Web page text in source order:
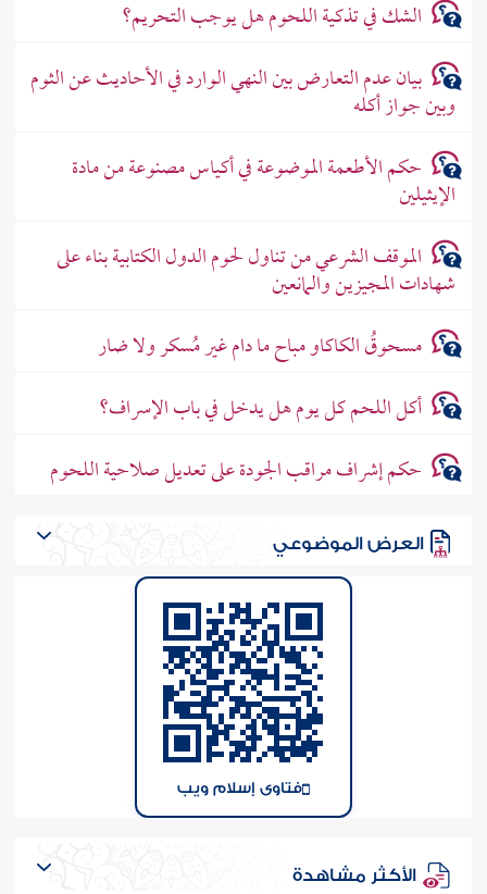
الشك في تذكية اللحوم هل يوجب التحريم؟
بيان عدم التعارض بين النهي الوارد في الأحاديث عن الثوم
وبين جواز أكله
حكم الأطعمة الموضوعة في أكياس مصنوعة من مادة
الإيثيلين
الموقف الشرعي من تناول لحوم الدول الكتابية بناء على
شهادات المجيزين والمانعين
مسحوقُ الكاكاو مباح ما دام غير مُسكر ولا ضار
أكل اللحم كل يوم هل يدخل في باب الإسراف؟
حكم إشراف مراقب الجودة على تعديل صلاحية اللحوم
العرض الموضوعي
فتاوى إسلام ويب
الأكثر مشاهدة